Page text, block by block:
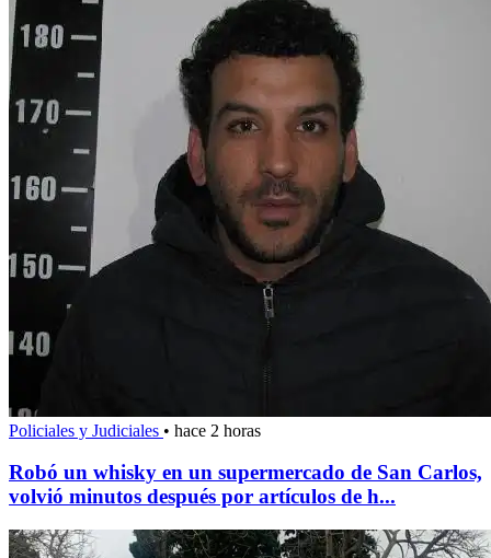
Policiales y Judiciales • hace 2 horas
Robó un whisky en un supermercado de San Carlos,
volvió minutos después por artículos de h...